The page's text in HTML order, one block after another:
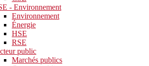
- Environnement
Environnement
Énergie
HSE
RSE
public
Marchés publics